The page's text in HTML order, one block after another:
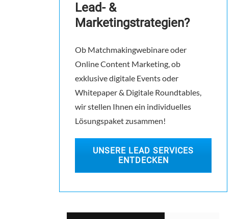
Lead- &
Marketingstrategien?
Ob Matchmakingwebinare oder
Online Content Marketing, ob
exklusive digitale Events oder
Whitepaper & Digitale Roundtables,
wir stellen Ihnen ein individuelles
Lösungspaket zusammen!
UNSERE LEAD SERVICES
ENTDECKEN